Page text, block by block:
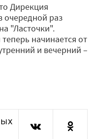
Дирекция
очередной раз
на "Ласточки".
начинается от
и вечерний –